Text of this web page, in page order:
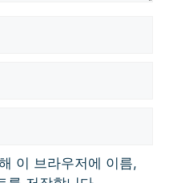
이 브라우저에 이름,